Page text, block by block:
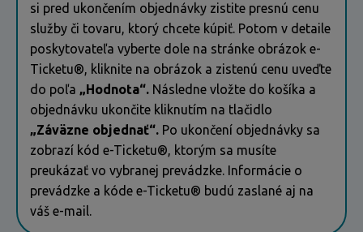
si pred ukončením objednávky zistite presnú cenu
služby či tovaru, ktorý chcete kúpiť. Potom v detaile
poskytovateľa vyberte dole na stránke obrázok e-
Ticketu®, kliknite na obrázok a zistenú cenu uveďte
do poľa „Hodnota“. Následne vložte do košíka a
objednávku ukončite kliknutím na tlačidlo
„Záväzne objednať“. Po ukončení objednávky sa
zobrazí kód e-Ticketu®, ktorým sa musíte
preukázať vo vybranej prevádzke. Informácie o
prevádzke a kóde e-Ticketu® budú zaslané aj na
váš e-mail.